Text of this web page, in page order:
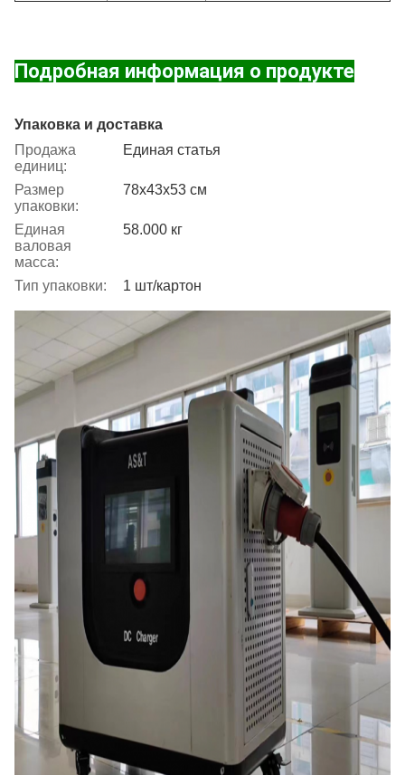
Подробная информация о продукте
Упаковка и доставка
Продажа
единиц:
Единая статья
Размер
упаковки:
78х43х53 см
Единая
валовая
масса:
58.000 кг
Тип упаковки: 1 шт/картон